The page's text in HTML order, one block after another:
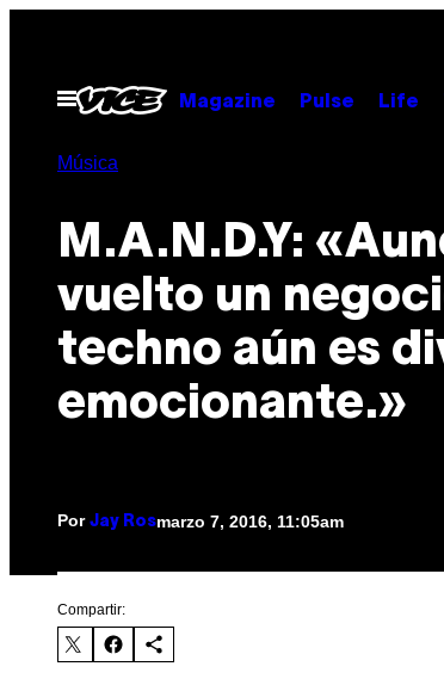
contenido
Abrir
Menú
Magazine Pulse Life
Música
M.A.N.D.Y:
vuelto un
techno aún es
emocionante.»
Por Jay Rosmarzo 7, 2016, 11:05am
Compartir: